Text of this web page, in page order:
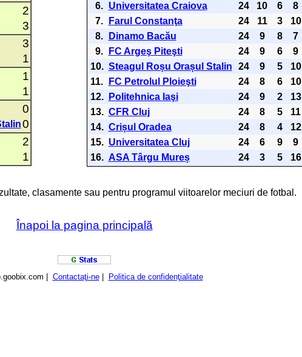
2
3
3
1
1
1
0
0
2
1
6.
Universitatea Craiova 24 10 6 8
7.
Farul Constanţa 24 11 3 10
8.
Dinamo Bacău 24 9 8 7
9.
FC Argeş Piteşti 24 9 6 9
10. Steagul Roșu Orașul Stalin 24 9 5 10
11.
FC Petrolul Ploieşti 24 8 6 10
12.
Politehnica Iaşi 24 9 2 13
13. CFR Cluj 24 8 5 11
14. Crișul Oradea 24 8 4 12
15. Universitatea Cluj 24 6 9 9
16. ASA Târgu Mureș 24 3 5 16
clasamente sau pentru programul viitoarelor meciuri de fotbal.
Înapoi la pagina principală
| Contactaţi-ne| Politica de confidenţialitate